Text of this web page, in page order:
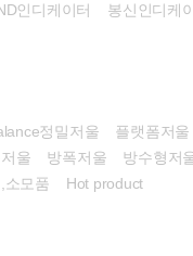
인디케이터
봉신인디케
정밀저울 플랫폼저울
울 방폭저울
방수형저
소모품 Hot product